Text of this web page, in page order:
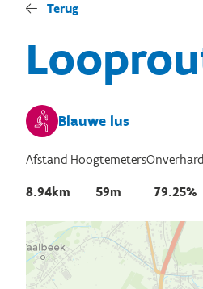
Terug
Blauwe lus
Afstand
8.94km
Hoogtemeters
59m
Onverhard
79.25%